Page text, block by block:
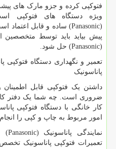
فتوکپی کرده و جزو مارک های
ویژه دستگاه های فتوکپی
Panasonic)) ساده و قابل اعتماد
پیش بیاید باید توسط متخصصین
Panasonic)) حل شود.
تعمیر و نگهداری دستگاه فتوکپی
پاناسونیک
داشتن یک فتوکپی قابل اطمینان
ضروری است. چه شما یک دفتر کار
کار خانگی با دستگاه فتوکپی
امور مربوط به چاپ و کپی را انجام
نمایندگی پاناسونیک Panasonic)
)
تعمیرات فتوکپی پاناسونیک